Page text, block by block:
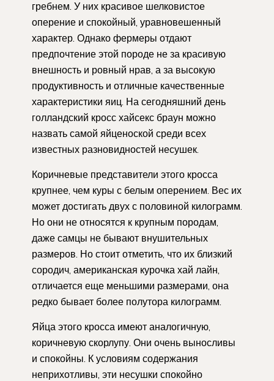
гребнем. У них красивое шелковистое
оперение и спокойный, уравновешенный
характер. Однако фермеры отдают
предпочтение этой породе не за красивую
внешность и ровный нрав, а за высокую
продуктивность и отличные качественные
характеристики яиц. На сегодняшний день
голландский кросс хайсекс браун можно
назвать самой яйценоской среди всех
известных разновидностей несушек.
Коричневые представители этого кросса
крупнее, чем куры с белым оперением. Вес их
может достигать двух с половиной килограмм.
Но они не относятся к крупным породам,
даже самцы не бывают внушительных
размеров. Но стоит отметить, что их близкий
сородич, американская курочка хай лайн,
отличается еще меньшими размерами, она
редко бывает более полутора килограмм.
Яйца этого кросса имеют аналогичную,
коричневую скорлупу. Они очень выносливы
и спокойны. К условиям содержания
неприхотливы, эти несушки спокойно